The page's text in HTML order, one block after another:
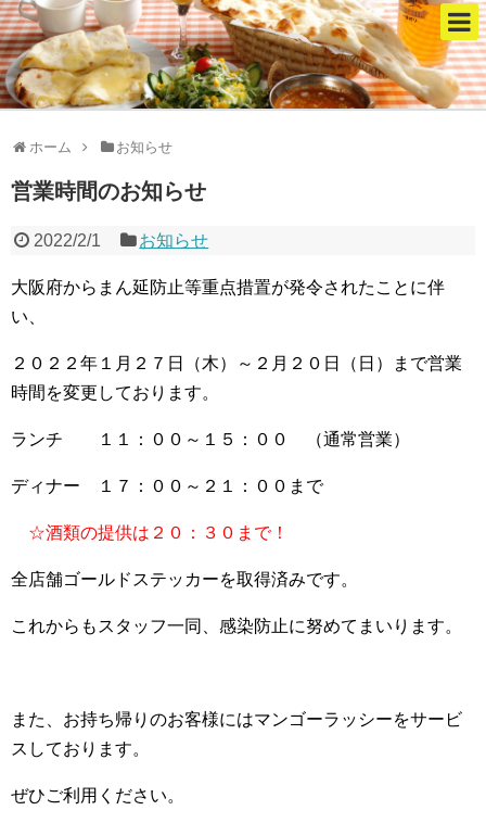
ホーム お知らせ
営業時間のお知らせ
2022/2/1 お知らせ
大阪府からまん延防止等重点措置が発令されたことに伴
い、
２０２２年１月２７日（木）～２月２０日（日）まで営業
時間を変更しております。
ランチ １１：００～１５：００ （通常営業）
ディナー １７：００～２１：００まで
☆酒類の提供は２０：３０まで！
全店舗ゴールドステッカーを取得済みです。
これからもスタッフ一同、感染防止に努めてまいります。
また、お持ち帰りのお客様にはマンゴーラッシーをサービ
スしております。
ぜひご利用ください。